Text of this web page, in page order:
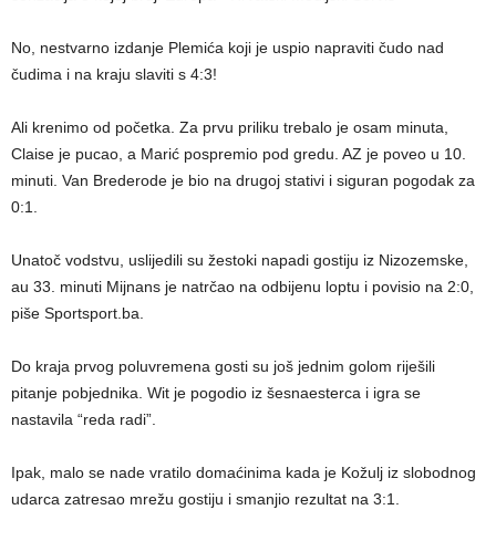
No, nestvarno izdanje Plemića koji je uspio napraviti čudo nad
čudima i na kraju slaviti s 4:3!
Ali krenimo od početka. Za prvu priliku trebalo je osam minuta,
Claise je pucao, a Marić pospremio pod gredu. AZ je poveo u 10.
minuti. Van Brederode je bio na drugoj stativi i siguran pogodak za
0:1.
Unatoč vodstvu, uslijedili su žestoki napadi gostiju iz Nizozemske,
au 33. minuti Mijnans je natrčao na odbijenu loptu i povisio na 2:0,
piše Sportsport.ba.
Do kraja prvog poluvremena gosti su još jednim golom riješili
pitanje pobjednika. Wit je pogodio iz šesnaesterca i igra se
nastavila “reda radi”.
Ipak, malo se nade vratilo domaćinima kada je Kožulj iz slobodnog
udarca zatresao mrežu gostiju i smanjio rezultat na 3:1.